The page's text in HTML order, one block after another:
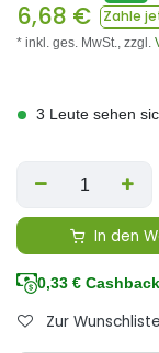
6,68 € Zahle
* inkl. ges. MwSt., zzgl.
3 Leute sehen
In den
0,33 € Cashback
Zur